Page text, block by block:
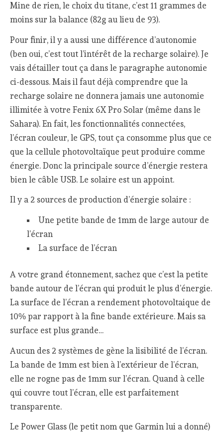
Mine de rien, le choix du titane, c’est 11 grammes de
moins sur la balance (82g au lieu de 93).
Pour finir, il y a aussi une différence d’autonomie
(ben oui, c’est tout l’intérêt de la recharge solaire). Je
vais détailler tout ça dans le paragraphe autonomie
ci-dessous. Mais il faut déjà comprendre que la
recharge solaire ne donnera jamais une autonomie
illimitée à votre Fenix 6X Pro Solar (même dans le
Sahara). En fait, les fonctionnalités connectées,
l’écran couleur, le GPS, tout ça consomme plus que ce
que la cellule photovoltaïque peut produire comme
énergie. Donc la principale source d’énergie restera
bien le câble USB. Le solaire est un appoint.
Il y a 2 sources de production d’énergie solaire :
Une petite bande de 1mm de large autour de
l’écran
La surface de l’écran
A votre grand étonnement, sachez que c’est la petite
bande autour de l’écran qui produit le plus d’énergie.
La surface de l’écran a rendement photovoltaique de
10% par rapport à la fine bande extérieure. Mais sa
surface est plus grande…
Aucun des 2 systèmes de gène la lisibilité de l’écran.
La bande de 1mm est bien à l’extérieur de l’écran,
elle ne rogne pas de 1mm sur l’écran. Quand à celle
qui couvre tout l’écran, elle est parfaitement
transparente.
Le Power Glass (le petit nom que Garmin lui a donné)